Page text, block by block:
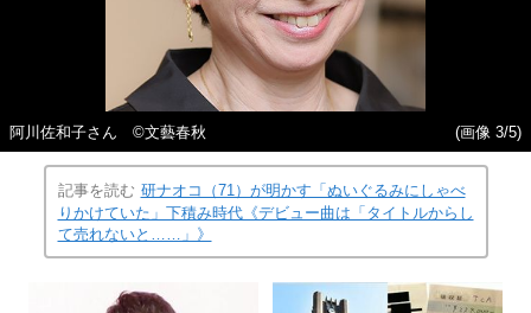
阿川佐和子さん ©︎文藝春秋 (画像 3/5)
記事を読む 研ナオコ（71）が明かす「ぬいぐるみにしゃべ
りかけていた」下積み時代《デビュー曲は「タイトルからし
て売れないと……」》